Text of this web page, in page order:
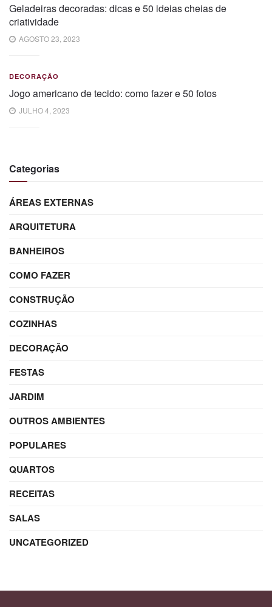
Geladeiras decoradas: dicas e 50 ideias cheias de
criatividade
AGOSTO 23, 2023
DECORAÇÃO
Jogo americano de tecido: como fazer e 50 fotos
JULHO 4, 2023
Categorias
ÁREAS EXTERNAS
ARQUITETURA
BANHEIROS
COMO FAZER
CONSTRUÇÃO
COZINHAS
DECORAÇÃO
FESTAS
JARDIM
OUTROS AMBIENTES
POPULARES
QUARTOS
RECEITAS
SALAS
UNCATEGORIZED